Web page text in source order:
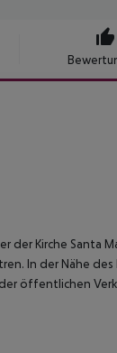
Kirche Santa
In der Nähe
öffentlichen